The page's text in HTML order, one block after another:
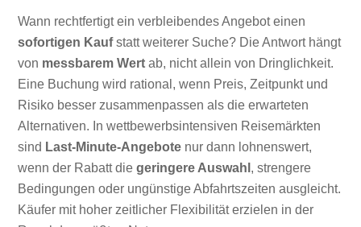
Wann rechtfertigt ein verbleibendes Angebot einen
sofortigen Kaufstatt weiterer Suche? Die Antwort hängt
von messbarem Wert ab, nicht allein von Dringlichkeit.
Eine Buchung wird rational, wenn Preis, Zeitpunkt und
Risiko besser zusammenpassen als die erwarteten
Alternativen. In wettbewerbsintensiven Reisemärkten
sind Last-Minute-Angebote nur dann lohnenswert,
wenn der Rabatt diegeringere Auswahl , strengere
Bedingungen oder ungünstige Abfahrtszeiten ausgleicht.
Käufer mit hoher zeitlicher Flexibilität erzielen in der